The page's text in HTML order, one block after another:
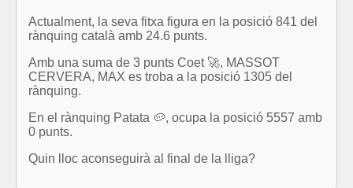
Actualment, la seva fitxa figura en la posició 841 del
rànquing català amb 24.6 punts.
Amb una suma de 3 punts Coet 🚀, MASSOT
CERVERA, MAX es troba a la posició 1305 del
rànquing.
En el rànquing Patata 🥔, ocupa la posició 5557 amb
0 punts.
Quin lloc aconseguirà al final de la lliga?